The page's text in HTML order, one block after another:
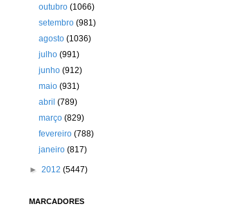
outubro(1066)
setembro(981)
agosto(1036)
julho(991)
junho(912)
maio(931)
abril(789)
março(829)
fevereiro(788)
janeiro(817)
► 2012 (5447)
MARCADORES